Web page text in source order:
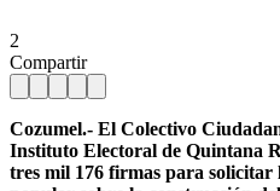
2
Compartir
Cozumel.- El Colectivo
Instituto Electoral de Quintana
tres mil 176 firmas para solicitar